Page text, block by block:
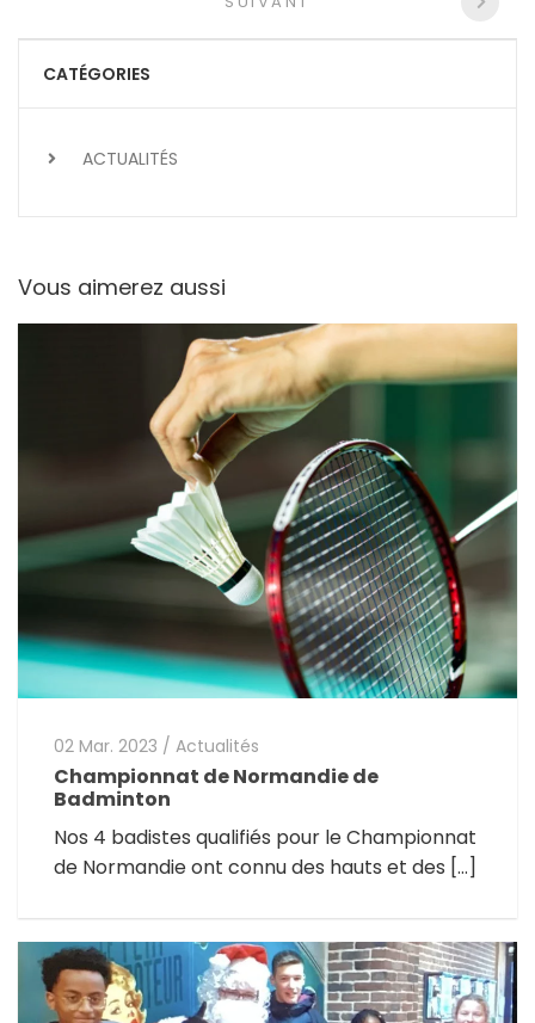
articles
CATÉGORIES
ACTUALITÉS
Vous aimerez aussi
02 Mar. 2023 / Actualités
Championnat de Normandie de
Badminton
Nos 4 badistes qualifiés pour le Championnat
de Normandie ont connu des hauts et des […]